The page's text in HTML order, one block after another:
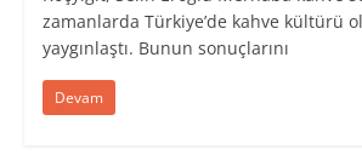
zamanlarda Türkiye’de kahve kültürü
yaygınlaştı. Bunun sonuçlarını
Devam